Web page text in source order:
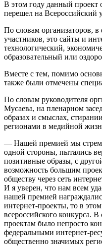
В этом году данный проект
перешел на Всероссийский
По словам организаторов,
участников, это сайты и
технологический,
образовательный или
Вместе с тем, помимо
также были отмечены
По словам руководителя
Мусаева, на пленарном
образах и смыслах,
регионами в медийной
— Нашей премией мы
одной стороны, пытались
позитивные образы, с
возможность большим
обществу через сеть
И я уверен, что нам всем
нашей премией
интернет-проекты, то в
всероссийского конкурса.
проектам было непросто
федеральными интернет-
общественно значимых